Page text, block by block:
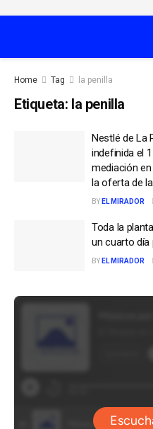
Home Tag la penilla
Etiqueta: la penilla
Nestlé de La
indefinida el
mediación
la oferta de
BY EL MIRADOR
Toda la
un cuarto día
BY EL MIRADOR